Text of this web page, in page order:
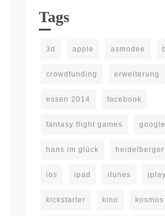
Tags
3d apple asmodee
crowdfunding erweiterung
essen 2014 facebook
fantasy flight games google
hans im glück
ios ipad itunes jplay
kickstarter kino kosmos